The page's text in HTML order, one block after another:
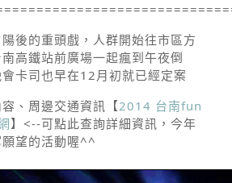
後的重頭戲，人群開始往市區方
高鐵站前廣場一起瘋到午夜倒
卡司也早在12月初就已經定案
、周邊交通資訊【2014 台南fun
】<--可點此查詢詳細資訊，今年
望的活動喔^^